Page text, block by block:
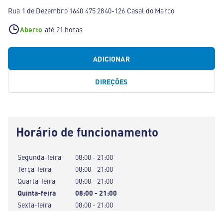
Rua 1 de Dezembro 1640 475 2840-126 Casal do Marco
Aberto até 21 horas
ADICIONAR
DIREÇÕES
Horário de funcionamento
Segunda-feira
08:00 - 21:00
Terça-feira
08:00 - 21:00
Quarta-feira
08:00 - 21:00
Quinta-feira
08:00 - 21:00
Sexta-feira
08:00 - 21:00